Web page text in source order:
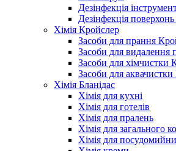
Дезінфекція
Дезінфекція поверхонь
Хімія Кройслер
Засоби для прання
Засоби для видалення
Засоби для хімчистки
Засоби для
Хімія Бланідас
Хімія для кухні
Хімія для готелів
Хімія для пралень
Хімія для загального
Хімія для